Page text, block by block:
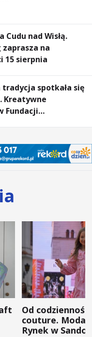
Cudu nad Wisłą.
na
15 sierpnia
tradycja spotkała się
Kreatywne
Fundacji
Od
couture. Moda
Rynek w